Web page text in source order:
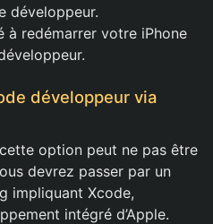
développeur.
à redémarrer votre iPhone
développeur via
option peut ne pas être
devrez passer par un
impliquant Xcode,
intégré d’Apple.